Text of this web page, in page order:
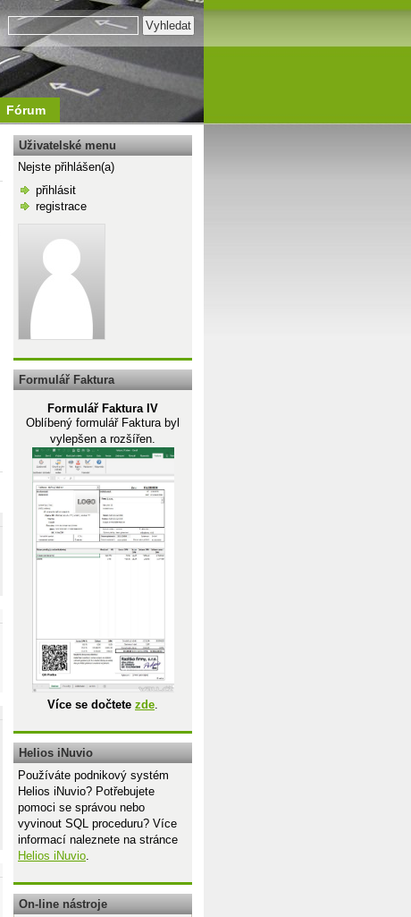
Fórum
Uživatelské menu
Nejste přihlášen(a)
přihlásit
registrace
Formulář Faktura
Formulář Faktura IV
Oblíbený formulář Faktura byl
vylepšen a rozšířen.
Více se dočtete zde.
Helios iNuvio
Používáte podnikový systém
Helios iNuvio? Potřebujete
pomoci se správou nebo
vyvinout SQL proceduru? Více
informací naleznete na stránce
Helios iNuvio.
On-line nástroje